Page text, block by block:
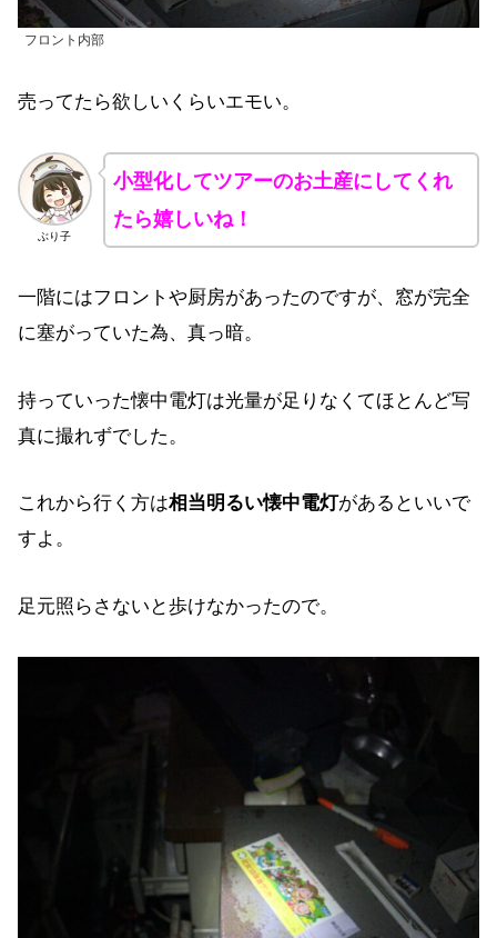
フロント内部
売ってたら欲しいくらいエモい。
ぶり子
小型化してツアーのお土産にしてくれ
たら嬉しいね！
一階にはフロントや厨房があったのですが、窓が完全
に塞がっていた為、真っ暗。
持っていった懐中電灯は光量が足りなくてほとんど写
真に撮れずでした。
これから行く方は相当明るい懐中電灯があるといいで
すよ。
足元照らさないと歩けなかったので。